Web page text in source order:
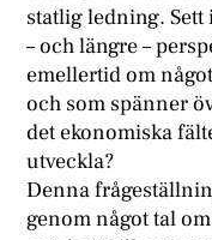
statlig ledning. Sett
– och längre –
emellertid om
och som spänner
det ekonomiska
utveckla?
Denna
genom något tal